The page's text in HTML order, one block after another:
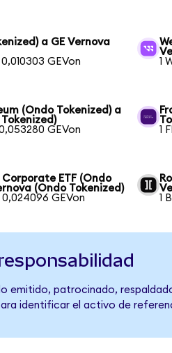
a GE Vernova
GEVon
1
(Ondo Tokenized) a
GEVon
1
ETF (Ondo
(Ondo Tokenized)
0,024096 GEVon
1
emitido, patrocinado,
identificar el activo de